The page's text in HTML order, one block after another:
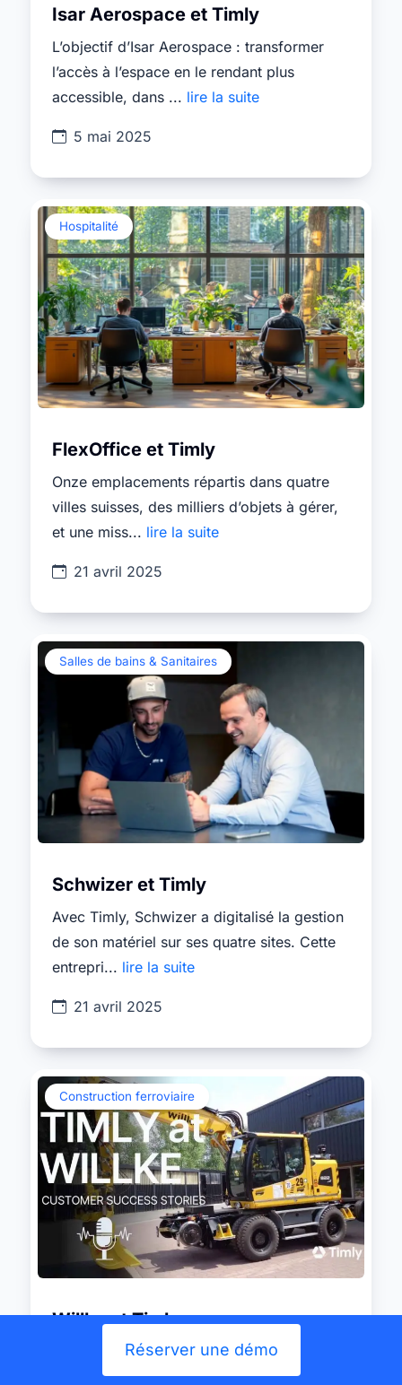
Isar Aerospace et Timly
L’objectif d’Isar Aerospace : transformer
l’accès à l’espace en le rendant plus
accessible, dans ... lire la suite
5 mai 2025
Hospitalité
FlexOffice et Timly
Onze emplacements répartis dans quatre
villes suisses, des milliers d’objets à gérer,
et une miss... lire la suite
21 avril 2025
Salles de bains & Sanitaires
Schwizer et Timly
Avec Timly, Schwizer a digitalisé la gestion
de son matériel sur ses quatre sites. Cette
entrepri... lire la suite
21 avril 2025
Construction ferroviaire
Willke et Timly
Fort de plusieurs décennies d’expérience
dans le bâtiment ferroviaire, le groupe
Réserver une démo